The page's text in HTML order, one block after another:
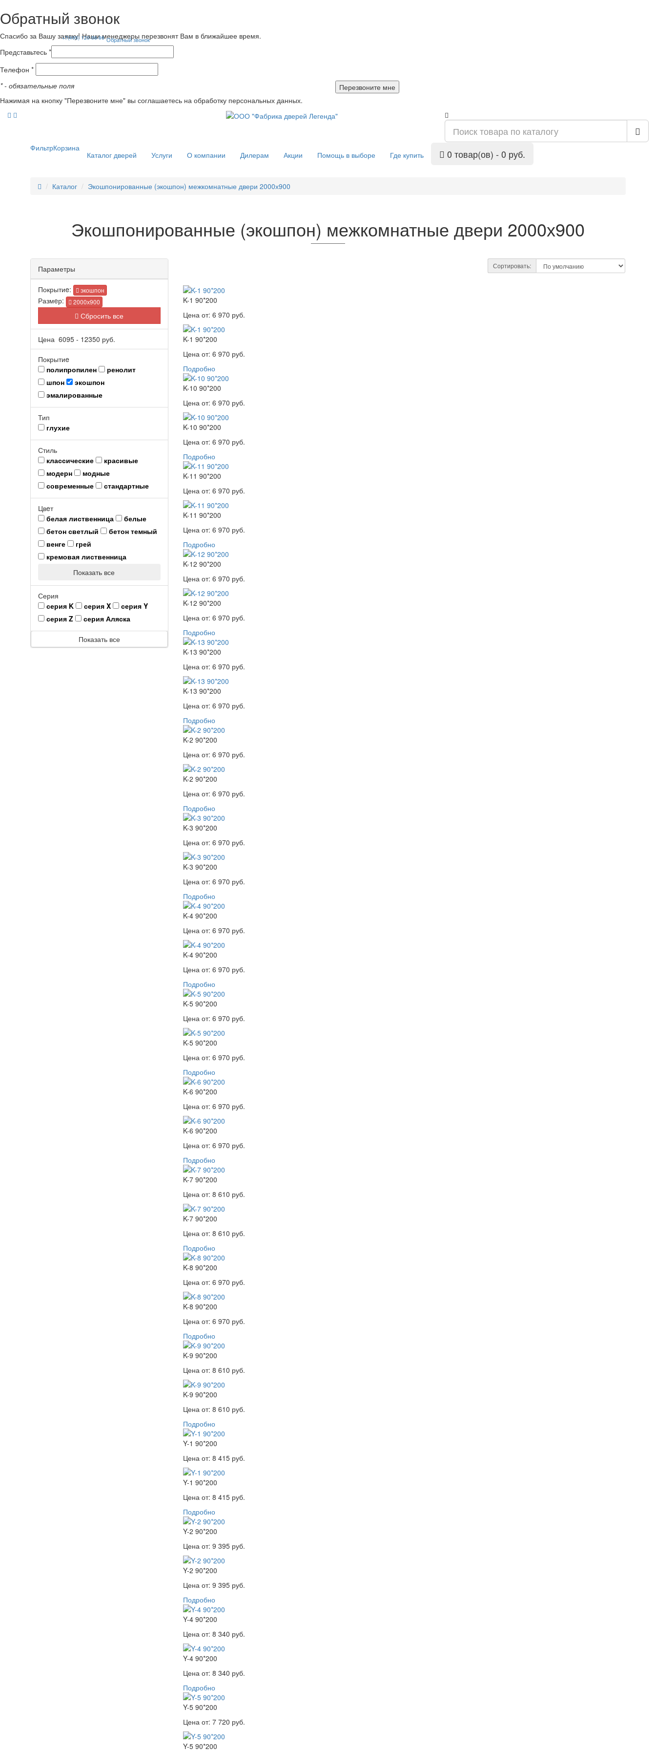
+7(495) 120-56-96 Обратный звонок
Обратный звонок
Спасибо за Вашу заявку! Наши менеджеры перезвонят Вам в ближайшее время.
Представьтесь *
Телефон *
*- обязательные поля
Нажимая на кнопку "Перезвоните мне" вы соглашаетесь на обработку персональных данных.
ФильтрКорзина
Каталог дверей Услуги О компании Дилерам Акции Помощь в выборе Где купить 0 товар(ов) - 0 руб.
Каталог Экошпонированные (экошпон) межкомнатные двери 2000х900
Экошпонированные (экошпон) межкомнатные двери 2000х900
Параметры
Покрытиe: экошпон
Размeр: 2000х900
Сбросить все
Цена 6095 - 12350 руб.
Покрытиe
полипропилен
ренолит
шпон
экошпон
эмалированные
Тип
глухие
Стиль
классические
красивые
модерн
модные
современные
стандартные
Цвeт
белая лиственница
белые
бетон светлый
бетон темный
венге
грей
кремовая лиственница
Показать все
Серия
серия K
серия X
серия Y
серия Z
серия Аляска
Показать все
Сортировать:
K-1 90*200
Цена от: 6 970 руб.
K-1 90*200
Цена от: 6 970 руб.
Подробно
K-10 90*200
Цена от: 6 970 руб.
K-10 90*200
Цена от: 6 970 руб.
Подробно
K-11 90*200
Цена от: 6 970 руб.
K-11 90*200
Цена от: 6 970 руб.
Подробно
K-12 90*200
Цена от: 6 970 руб.
K-12 90*200
Цена от: 6 970 руб.
Подробно
K-13 90*200
Цена от: 6 970 руб.
K-13 90*200
Цена от: 6 970 руб.
Подробно
K-2 90*200
Цена от: 6 970 руб.
K-2 90*200
Цена от: 6 970 руб.
Подробно
K-3 90*200
Цена от: 6 970 руб.
K-3 90*200
Цена от: 6 970 руб.
Подробно
K-4 90*200
Цена от: 6 970 руб.
K-4 90*200
Цена от: 6 970 руб.
Подробно
K-5 90*200
Цена от: 6 970 руб.
K-5 90*200
Цена от: 6 970 руб.
Подробно
K-6 90*200
Цена от: 6 970 руб.
K-6 90*200
Цена от: 6 970 руб.
Подробно
K-7 90*200
Цена от: 8 610 руб.
K-7 90*200
Цена от: 8 610 руб.
Подробно
K-8 90*200
Цена от: 6 970 руб.
K-8 90*200
Цена от: 6 970 руб.
Подробно
K-9 90*200
Цена от: 8 610 руб.
K-9 90*200
Цена от: 8 610 руб.
Подробно
Y-1 90*200
Цена от: 8 415 руб.
Y-1 90*200
Цена от: 8 415 руб.
Подробно
Y-2 90*200
Цена от: 9 395 руб.
Y-2 90*200
Цена от: 9 395 руб.
Подробно
Y-4 90*200
Цена от: 8 340 руб.
Y-4 90*200
Цена от: 8 340 руб.
Подробно
Y-5 90*200
Цена от: 7 720 руб.
Y-5 90*200